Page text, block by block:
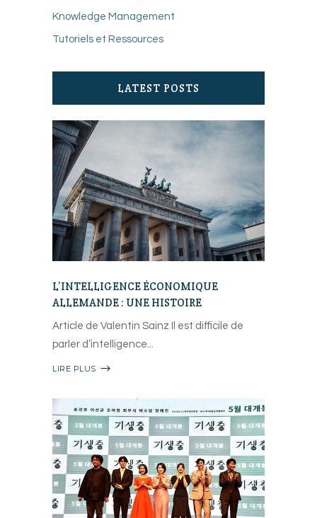
Knowledge Management
Tutoriels et Ressources
LATEST POSTS
L’INTELLIGENCE ÉCONOMIQUE
ALLEMANDE : UNE HISTOIRE
Article de Valentin Sainz Il est difficile de
parler d’intelligence
LIRE PLUS